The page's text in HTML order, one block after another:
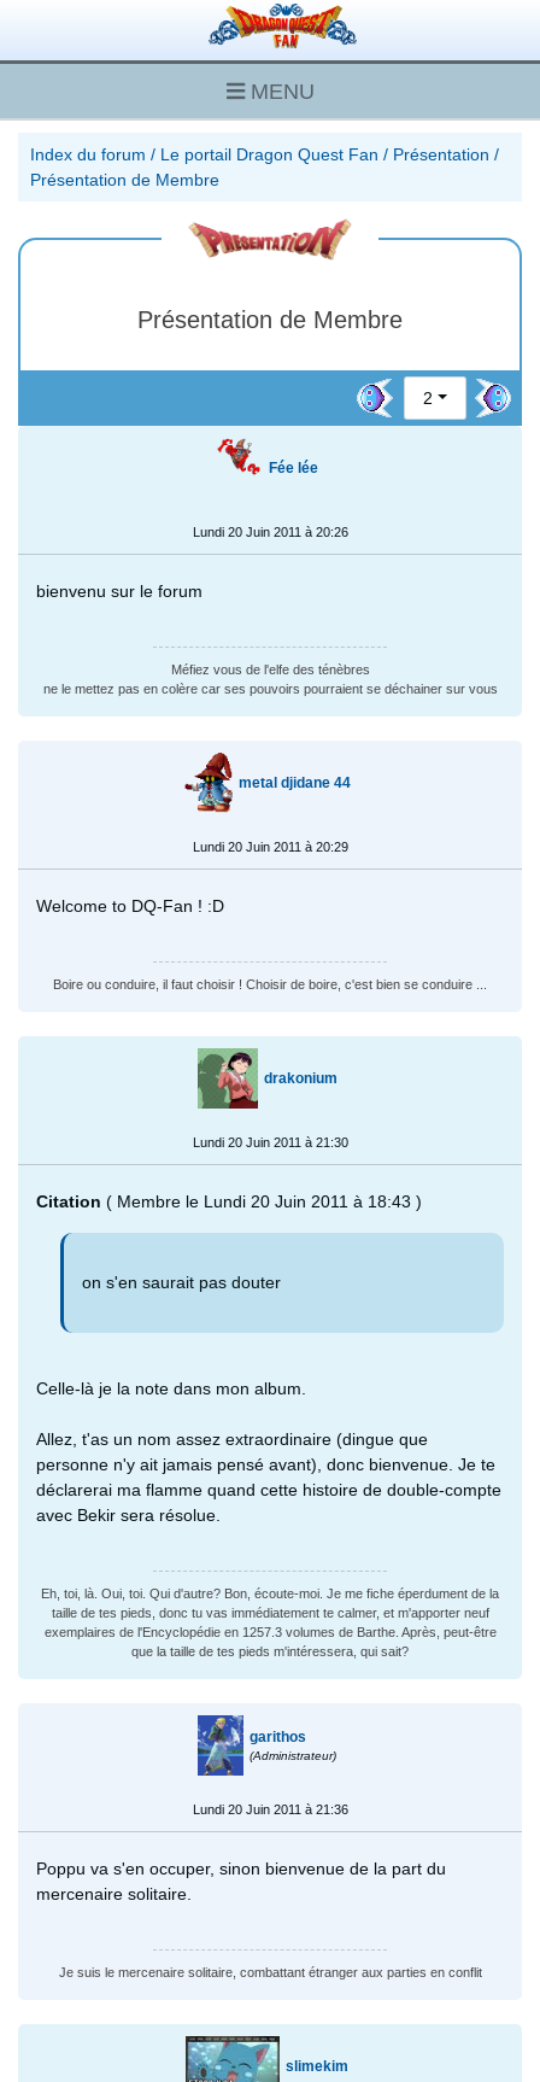
MENU
Index du forum / Le portail Dragon Quest Fan / Présentation /
Présentation de Membre
Présentation de Membre
2
Fée lée
Lundi 20 Juin 2011 à 20:26
bienvenu sur le forum
Méfiez vous de l'elfe des ténèbres
ne le mettez pas en colère car ses pouvoirs pourraient se déchainer sur vous
metal djidane 44
Lundi 20 Juin 2011 à 20:29
Welcome to DQ-Fan ! :D
Boire ou conduire, il faut choisir ! Choisir de boire, c'est bien se conduire ...
drakonium
Lundi 20 Juin 2011 à 21:30
Citation ( Membre le Lundi 20 Juin 2011 à 18:43 )
on s'en saurait pas douter
Celle-là je la note dans mon album.
Allez, t'as un nom assez extraordinaire (dingue que
personne n'y ait jamais pensé avant), donc bienvenue. Je te
déclarerai ma flamme quand cette histoire de double-compte
avec Bekir sera résolue.
Eh, toi, là. Oui, toi. Qui d'autre? Bon, écoute-moi. Je me fiche éperdument de la
taille de tes pieds, donc tu vas immédiatement te calmer, et m'apporter neuf
exemplaires de l'Encyclopédie en 1257.3 volumes de Barthe. Après, peut-être
que la taille de tes pieds m'intéressera, qui sait?
garithos
(Administrateur)
Lundi 20 Juin 2011 à 21:36
Poppu va s'en occuper, sinon bienvenue de la part du
mercenaire solitaire.
Je suis le mercenaire solitaire, combattant étranger aux parties en conflit
slimekim